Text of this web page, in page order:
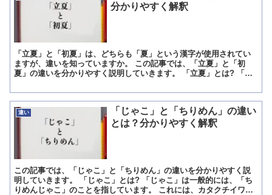
分かりやすく解釈
「立夏」と「初夏」は、どちらも「夏」という漢字が使用されてい
ますが、違いを知っていますか。 この記事では、「立夏」と「初
夏」の違いを分かりやすく説明していきます。 「立夏」とは? 「立
違い
「じゃこ」と「ちりめん」の違い
とは？分かりやすく解釈
この記事では、「じゃこ」と「ちりめん」の違いを分かりやすく説
明していきます。 「じゃこ」とは? 「じゃこ」は一般的には、「ち
りめんじゃこ」のことを指しています。 これには、カタクチイワ